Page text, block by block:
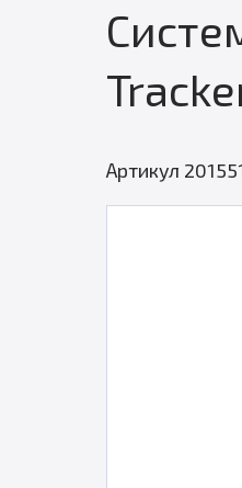
Артикул